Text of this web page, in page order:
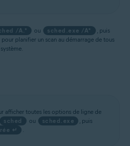
/A.* ou sched.exe /A*
, puis
pour planifier un scan au démarrage de tous
afficher toutes les options de ligne de
sched ou sched.exe
, puis
↵